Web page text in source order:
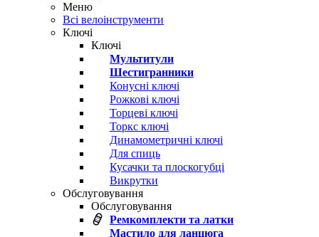
Меню
Всі велоінструменти
Ключі
Ключі
Мультитули
Шестигранники
Конусні ключі
Рожкові ключі
Торцеві ключі
Торкс ключі
Динамометричні ключі
Для спиць
Кусачки та плоскогубці
Викрутки
Обслуговування
Обслуговування
Ремкомплекти та латки
Мастило для ланцюга